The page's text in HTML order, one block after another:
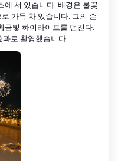
에 서 있습니다. 배경은 불꽃
가득 차 있습니다. 그의 손
금빛 하이라이트를 던진다.
과로 촬영했습니다.